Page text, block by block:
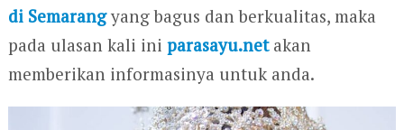
di Semarangyang bagus dan berkualitas, maka
pada ulasan kali ini parasayu.netakan
memberikan informasinya untuk anda.